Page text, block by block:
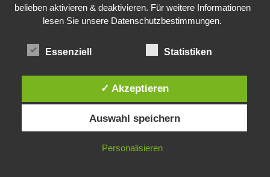
the kasaan times zu Riza Kosar’s zweifelhaftes Angebot…
the kasaan times Riza Kosar’s zweifelhaftes Angebot…
the kasaan timeszuRiza Kosar’s zweifelhaftes Angebot…
Diese Website verwendet Cookies. Durch die weitere Nutzung dieser
Website stimmst du der Verwendung von Cookies zu.
IN ORDNUNG
belieben aktivieren & deaktivieren. Für weitere Informationen
lesen Sie unsere Datenschutzbestimmungen.
Essenziell Statistiken
✓ Akzeptieren
Auswahl speichern
Personalisieren